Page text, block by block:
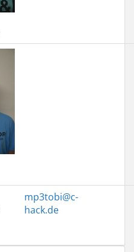
mp3tobi@c-
hack.de